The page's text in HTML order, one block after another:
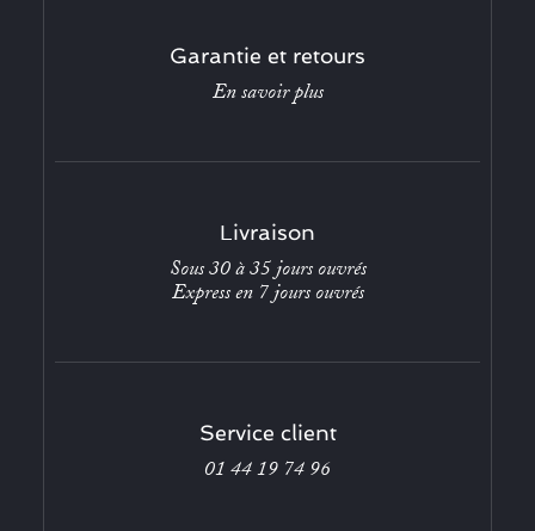
Garantie et retours
En savoir plus
Livraison
Sous 30 à 35 jours ouvrés
Express en 7 jours ouvrés
Service client
01 44 19 74 96